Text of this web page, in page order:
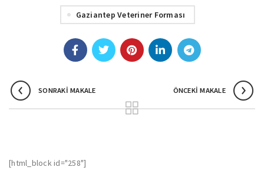
Gaziantep Veteriner Forması
SONRAKI MAKALE ÖNCEKI MAKALE
[html_block id="258"]